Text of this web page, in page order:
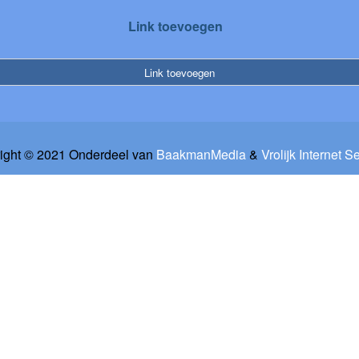
Link toevoegen
Link toevoegen
© 2021 Onderdeel van BaakmanMedia& Vrolijk Internet